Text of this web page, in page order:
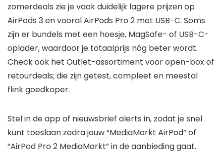
zomerdeals zie je vaak duidelijk lagere prijzen op
AirPods 3 en vooral AirPods Pro 2 met USB-C. Soms
zijn er bundels met een hoesje, MagSafe- of USB-C-
oplader, waardoor je totaalprijs nóg beter wordt.
Check ook het Outlet-assortiment voor open-box of
retourdeals; die zijn getest, compleet en meestal
flink goedkoper.
Stel in de app of nieuwsbrief alerts in, zodat je snel
kunt toeslaan zodra jouw “MediaMarkt AirPod” of
“AirPod Pro 2 MediaMarkt” in de aanbieding gaat.